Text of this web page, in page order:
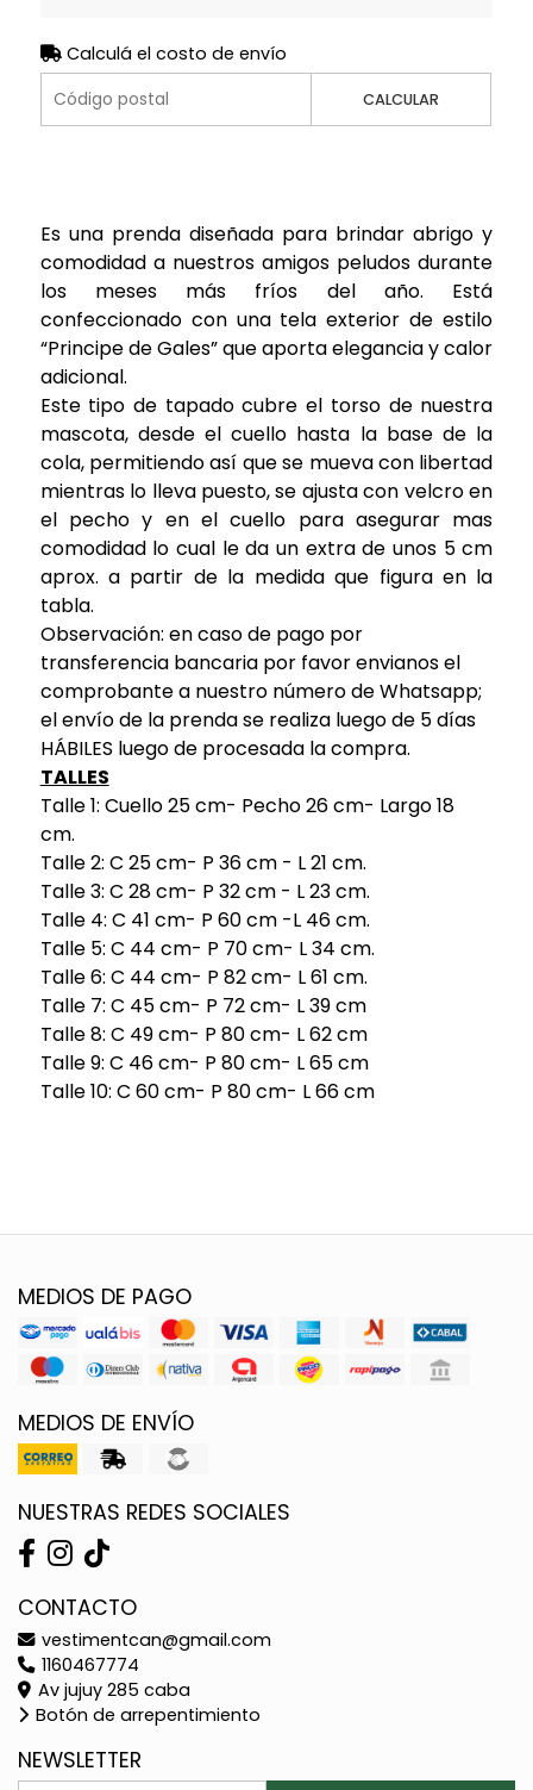
Calculá el costo de envío
CALCULAR
Es una prenda diseñada para brindar abrigo y
comodidad a nuestros amigos peludos durante
los meses más fríos del año. Está
confeccionado con una tela exterior de estilo
“Principe de Gales” que aporta elegancia y calor
adicional.
Este tipo de tapado cubre el torso de nuestra
mascota, desde el cuello hasta la base de la
cola, permitiendo así que se mueva con libertad
mientras lo lleva puesto, se ajusta con velcro en
el pecho y en el cuello para asegurar mas
comodidad lo cual le da un extra de unos 5 cm
aprox. a partir de la medida que figura en la
tabla.
Observación: en caso de pago por
transferencia bancaria por favor envianos el
comprobante a nuestro número de Whatsapp;
el envío de la prenda se realiza luego de 5 días
HÁBILES luego de procesada la compra.
TALLES
Talle 1: Cuello 25 cm- Pecho 26 cm- Largo 18
cm.
Talle 2: C 25 cm- P 36 cm - L 21 cm.
Talle 3: C 28 cm- P 32 cm - L 23 cm.
Talle 4: C 41 cm- P 60 cm -L 46 cm.
Talle 5: C 44 cm- P 70 cm- L 34 cm.
Talle 6: C 44 cm- P 82 cm- L 61 cm.
Talle 7: C 45 cm- P 72 cm- L 39 cm
Talle 8: C 49 cm- P 80 cm- L 62 cm
Talle 9: C 46 cm- P 80 cm- L 65 cm
Talle 10: C 60 cm- P 80 cm- L 66 cm
MEDIOS DE PAGO
MEDIOS DE ENVÍO
NUESTRAS REDES SOCIALES
CONTACTO
vestimentcan@gmail.com
1160467774
Av jujuy 285 caba
Botón de arrepentimiento
NEWSLETTER